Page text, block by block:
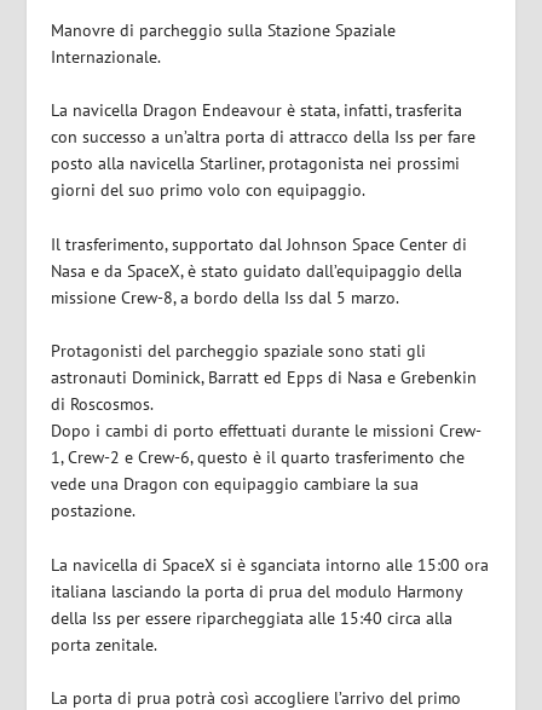
Manovre di parcheggio sulla Stazione Spaziale
Internazionale.
La navicella Dragon Endeavour è stata, infatti, trasferita
con successo a un’altra porta di attracco della Iss per fare
posto alla navicella Starliner, protagonista nei prossimi
giorni del suo primo volo con equipaggio.
Il trasferimento, supportato dal Johnson Space Center di
Nasa e da SpaceX, è stato guidato dall’equipaggio della
missione Crew-8, a bordo della Iss dal 5 marzo.
Protagonisti del parcheggio spaziale sono stati gli
astronauti Dominick, Barratt ed Epps di Nasa e Grebenkin
di Roscosmos.
Dopo i cambi di porto effettuati durante le missioni Crew-
1, Crew-2 e Crew-6, questo è il quarto trasferimento che
vede una Dragon con equipaggio cambiare la sua
postazione.
La navicella di SpaceX si è sganciata intorno alle 15:00 ora
italiana lasciando la porta di prua del modulo Harmony
della Iss per essere riparcheggiata alle 15:40 circa alla
porta zenitale.
La porta di prua potrà così accogliere l’arrivo del primo